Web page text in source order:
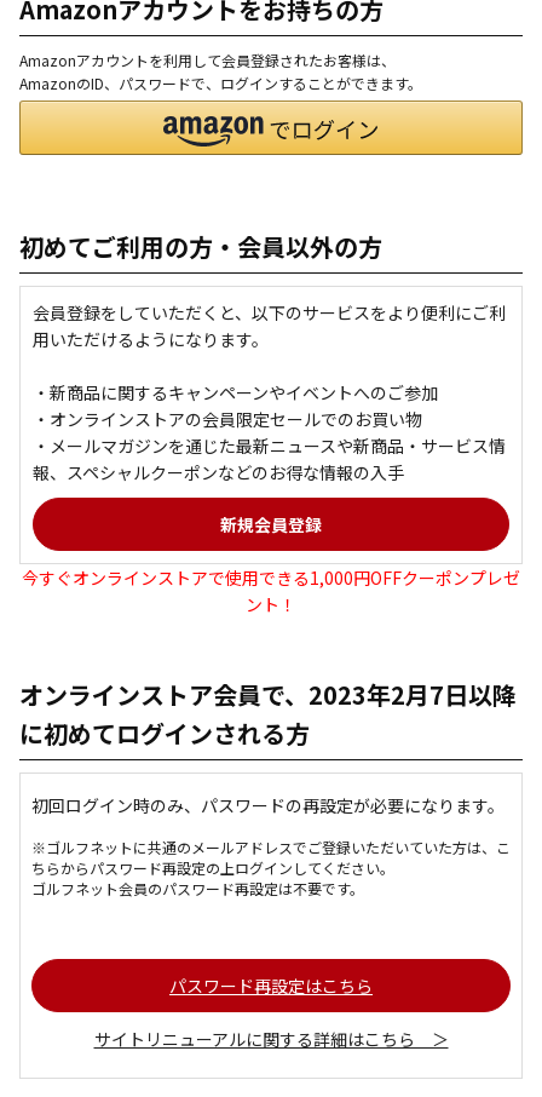
Amazonアカウントをお持ちの方
Amazonアカウントを利用して会員登録されたお客様は、
AmazonのID、パスワードで、ログインすることができます。
初めてご利用の方・会員以外の方
会員登録をしていただくと、以下のサービスをより便利にご利
用いただけるようになります。
・新商品に関するキャンペーンやイベントへのご参加
・オンラインストアの会員限定セールでのお買い物
・メールマガジンを通じた最新ニュースや新商品・サービス情
報、スペシャルクーポンなどのお得な情報の入手
今すぐオンラインストアで使用できる1,000円OFFクーポンプレゼ
ント！
オンラインストア会員で、2023年2月7日以降
に初めてログインされる方
初回ログイン時のみ、パスワードの再設定が必要になります。
※ゴルフネットに共通のメールアドレスでご登録いただいていた方は、こ
ちらからパスワード再設定の上ログインしてください。
ゴルフネット会員のパスワード再設定は不要です。
パスワード再設定はこちら
サイトリニューアルに関する詳細はこちら ＞